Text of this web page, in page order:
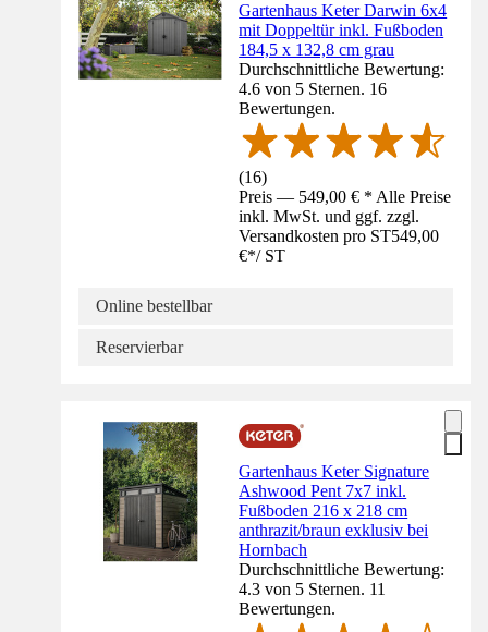
Gartenhaus Keter Darwin 6x4
mit Doppeltür inkl. Fußboden
184,5 x 132,8 cm grau
Durchschnittliche Bewertung:
4.6 von 5 Sternen. 16
Bewertungen.
(16)
Preis — 549,00 € * Alle Preise
inkl. MwSt. und ggf. zzgl.
Versandkosten pro ST549,00
€*/ ST
Online bestellbar
Reservierbar
Gartenhaus Keter Signature
Ashwood Pent 7x7 inkl.
Fußboden 216 x 218 cm
anthrazit/braun exklusiv bei
Hornbach
Durchschnittliche Bewertung:
4.3 von 5 Sternen. 11
Bewertungen.